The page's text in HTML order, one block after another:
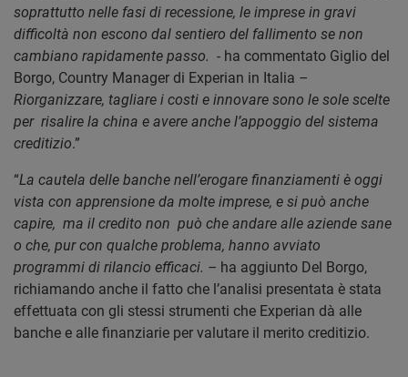
soprattutto nelle fasi di recessione, le imprese in gravi
difficoltà non escono dal sentiero del fallimento se non
cambiano rapidamente passo. - ha commentato Giglio del
Borgo, Country Manager di Experian in Italia –
Riorganizzare, tagliare i costi e innovare sono le sole scelte
per risalire la china e avere anche l’appoggio del sistema
creditizio.”
“La cautela delle banche nell’erogare finanziamenti è oggi
vista con apprensione da molte imprese, e si può anche
capire, ma il credito non può che andare alle aziende sane
o che, pur con qualche problema, hanno avviato
programmi di rilancio efficaci. – ha aggiunto Del Borgo,
richiamando anche il fatto che l’analisi presentata è stata
effettuata con gli stessi strumenti che Experian dà alle
banche e alle finanziarie per valutare il merito creditizio.